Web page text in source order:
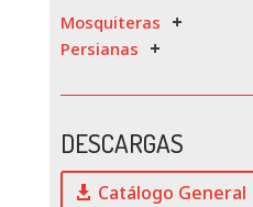
Mosquiteras
Persianas
DESCARGAS
Catálogo General